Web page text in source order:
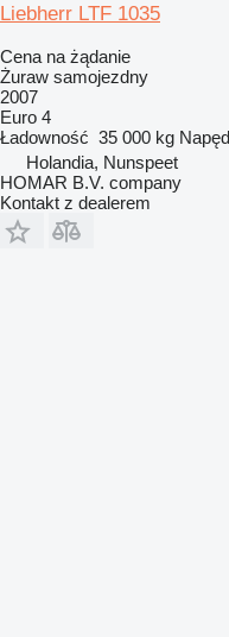
Liebherr LTF 1035
Cena na żądanie
Żuraw samojezdny
2007
Euro 4
Ładowność 35 000 kg Napęd
Holandia, Nunspeet
HOMAR B.V. company
Kontakt z dealerem